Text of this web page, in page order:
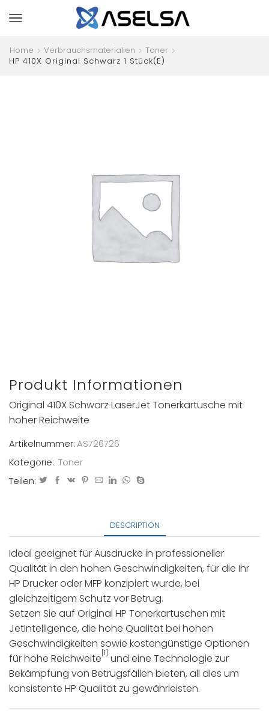
Home Verbrauchsmaterialien
Toner
HP 410X Original Schwarz 1 Stück(e)
Produkt Informationen
Original 410X Schwarz LaserJet Tonerkartusche mit
hoher Reichweite
Artikelnummer:AS726726
Kategorie: Toner
Teilen:
DESCRIPTION
Ideal geeignet für Ausdrucke in professioneller
Qualität in den hohen Geschwindigkeiten, für die Ihr
HP Drucker oder MFP konzipiert wurde, bei
gleichzeitigem Schutz vor Betrug.
Setzen Sie auf Original HP Tonerkartuschen mit
JetIntelligence, die hohe Qualität bei hohen
Geschwindigkeiten sowie kostengünstige Optionen
für hohe Reichweite[1] und eine Technologie zur
Bekämpfung von Betrugsfällen bieten, all dies um
konsistente HP Qualität zu gewährleisten.